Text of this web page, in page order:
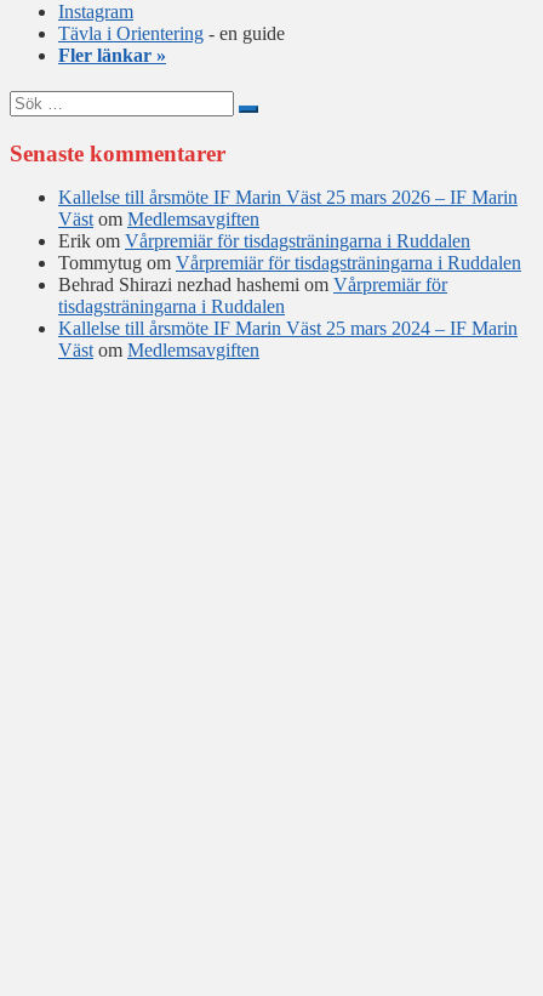
Instagram
Tävla i Orientering - en guide
Fler länkar »
Sök
efter:
Senaste kommentarer
Kallelse till årsmöte IF Marin Väst 25 mars 2026 – IF Marin
Väst om Medlemsavgiften
Erik om Vårpremiär för tisdagsträningarna i Ruddalen
Tommytug om Vårpremiär för tisdagsträningarna i Ruddalen
Behrad Shirazi nezhad hashemi om Vårpremiär för
tisdagsträningarna i Ruddalen
Kallelse till årsmöte IF Marin Väst 25 mars 2024 – IF Marin
Väst om Medlemsavgiften